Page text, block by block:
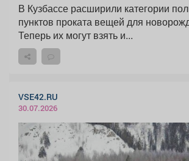
В Кузбассе расширили категории
пунктов проката вещей для
Теперь их могут взять и...
VSE42.RU
30.07.2026